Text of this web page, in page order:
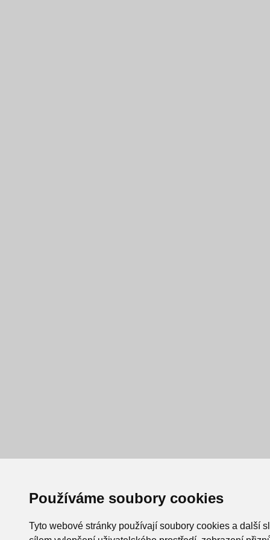
Používáme soubory cookies
Tyto webové stránky používají soubory cookies a další